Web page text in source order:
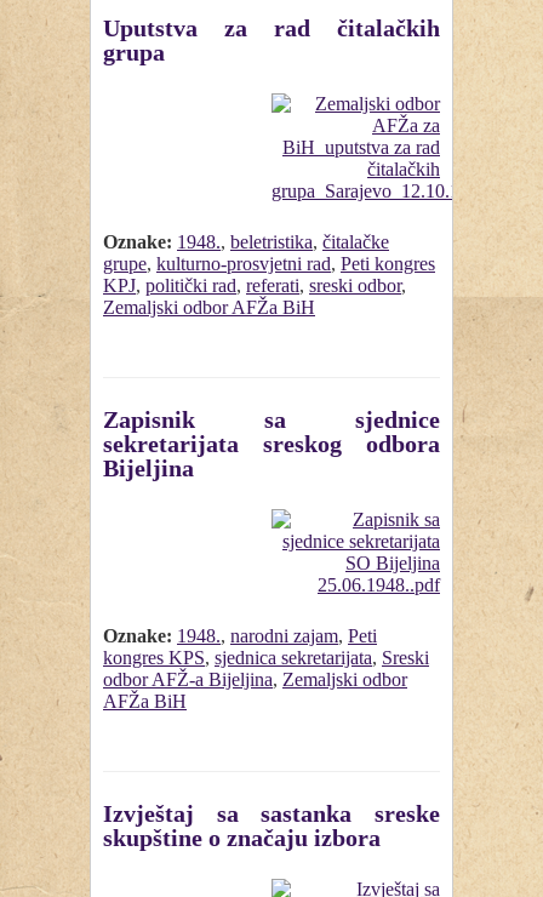
Uputstva za rad čitalačkih
grupa
Oznake: 1948., beletristika, čitalačke
grupe, kulturno-prosvjetni rad, Peti kongres
KPJ, politički rad, referati, sreski odbor,
Zemaljski odbor AFŽa BiH
Zapisnik sa sjednice
sekretarijata sreskog odbora
Bijeljina
Oznake: 1948., narodni zajam, Peti
kongres KPS, sjednica sekretarijata, Sreski
odbor AFŽ-a Bijeljina, Zemaljski odbor
AFŽa BiH
Izvještaj sa sastanka sreske
skupštine o značaju izbora